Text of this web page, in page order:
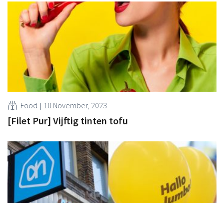
Food 10 November, 2023
[Filet Pur] Vijftig tinten tofu